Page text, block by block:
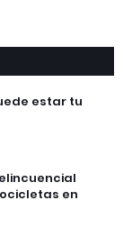
estar tu
en